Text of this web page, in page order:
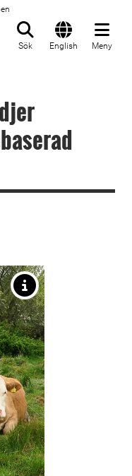
Sök English Meny